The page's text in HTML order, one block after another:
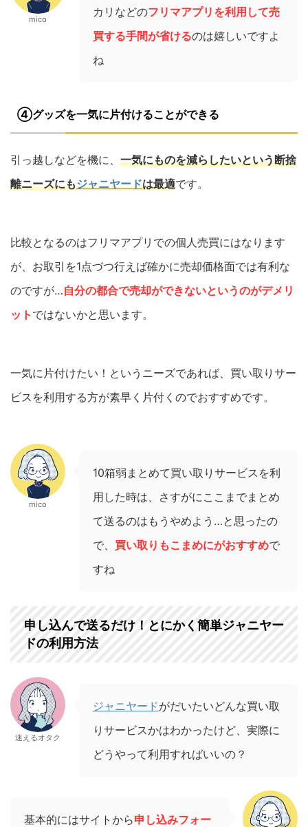
mico
カリなどのフリマアプリを利用して売
買する手間が省けるのは嬉しいですよ
ね
④グッズを一気に片付けることができる
引っ越しなどを機に、 一気にものを減らしたいという断捨
離ニーズにもジャニヤードは最適です。
比較となるのはフリマアプリでの個人売買にはなります
が、お取引を1点づつ行えば確かに売却価格面では有利な
のですが…自分の都合で売却ができないというのがデメリ
ット ではないかと思います。
一気に片付けたい！というニーズであれば、買い取りサー
ビスを利用する方が素早く片付くのでおすすめです。
mico
10箱弱まとめて買い取りサービスを利
用した時は、さすがにここまでまとめ
て送るのはもうやめよう…と思ったの
で、 買い取りもこまめにがおすすめで
すね
申し込んで送るだけ！とにかく簡単ジャニヤー
ドの利用方法
迷えるオタク
ジャニヤードがだいたいどんな買い取
りサービスかはわかったけど、実際に
どうやって利用すればいいの？
基本的にはサイトから申し込みフォー